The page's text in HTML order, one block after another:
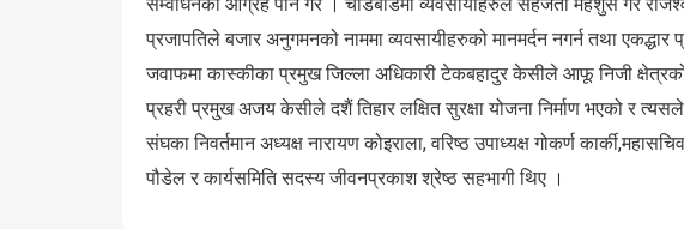
प्रजापतिले बजार अनुगमनको नाममा व्यवसायीहरुको मानमर्दन नगर्न तथा
जवाफमा कास्कीका प्रमुख जिल्ला अधिकारी टेकबहादुर केसीले आफू निजी
प्रहरी प्रमु्ख अजय केसीले दशैं तिहार लक्षित सुरक्षा योजना निर्माण भएको र
संघका निवर्तमान अध्यक्ष नारायण कोइराला, वरिष्ठ उपाध्यक्ष गोकर्ण
पौडेल र कार्यसमिति सदस्य जीवनप्रकाश श्रेष्ठ सहभागी थिए ।